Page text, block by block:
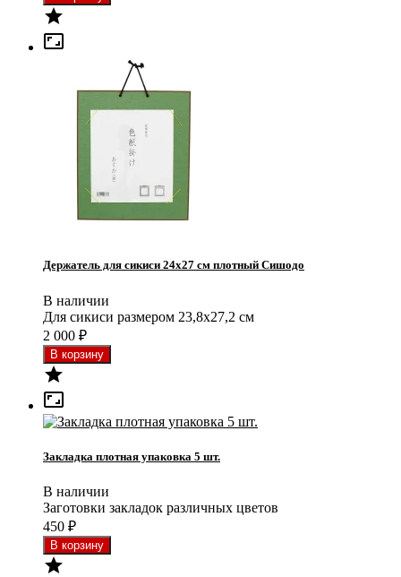


Держатель для сикиси 24x27 см плотный Сишодо
В наличии
Для сикиси размером 23,8x27,2 см
2 000 ₽


Закладка плотная упаковка 5 шт.
В наличии
Заготовки закладок различных цветов
450 ₽
